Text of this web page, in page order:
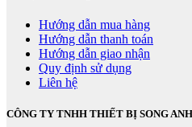
Hướng dẫn mua hàng
Hướng dẫn thanh toán
Hướng dẫn giao nhận
Quy định sử dụng
Liên hệ
CÔNG TY TNHH THIẾT BỊ SONG ANH